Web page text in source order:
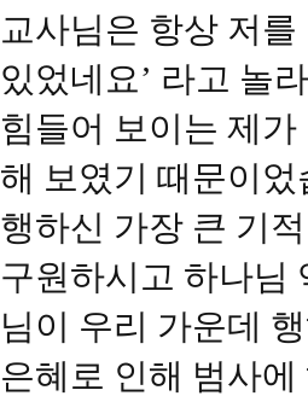
교사님은 항상 저
있었네요’ 라고 놀
힘들어 보이는 제
해 보였기 때문이
행하신 가장 큰 기
구원하시고 하나님
님이 우리 가운데
은혜로 인해 범사